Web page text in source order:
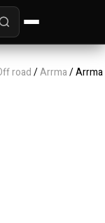
road/Arrma/ Arrma